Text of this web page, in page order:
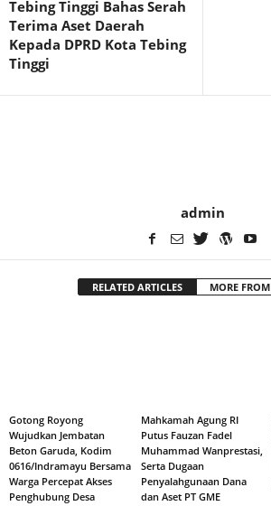
Tebing Tinggi Bahas Serah
Terima Aset Daerah
Kepada DPRD Kota Tebing
Tinggi
admin
RELATED ARTICLES MORE
Gotong Royong
Wujudkan Jembatan
Beton Garuda, Kodim
0616/Indramayu Bersama
Warga Percepat Akses
Penghubung Desa
Mahkamah Agung RI
Putus Fauzan Fadel
Muhammad Wanprestasi,
Serta Dugaan
Penyalahgunaan Dana
dan Aset PT GME